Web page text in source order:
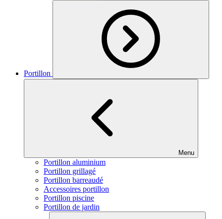
Portillon
Menu
Portillon aluminium
Portillon grillagé
Portillon barreaudé
Accessoires portillon
Portillon piscine
Portillon de jardin